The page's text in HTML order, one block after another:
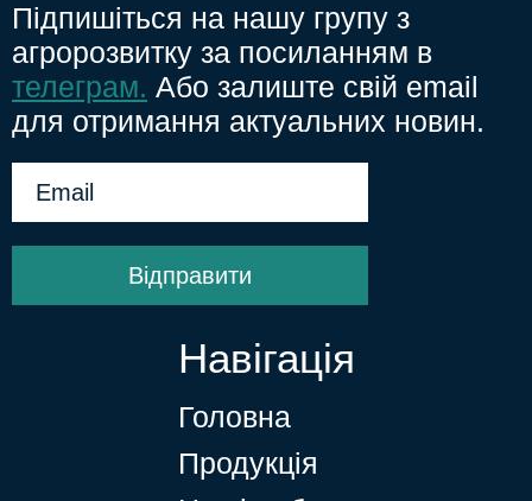
Підпишіться на нашу групу з
агророзвитку за посиланням в
телеграм. Або залиште свій email
для отримання актуальних новин.
Відправити
Навігація
Головна
Продукція